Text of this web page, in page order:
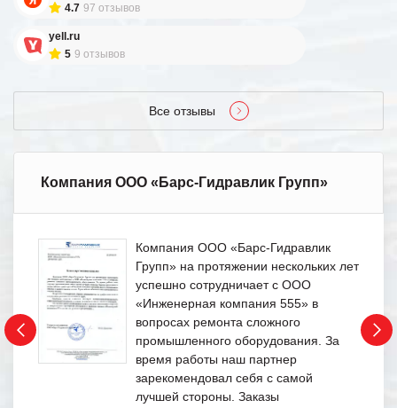
4.7 97 отзывов
yell.ru
5 9 отзывов
Все отзывы
Компания ООО «Барс-Гидравлик Групп»
Компания ООО «Барс-Гидравлик
Групп» на протяжении нескольких лет
успешно сотрудничает с ООО
«Инженерная компания 555» в
вопросах ремонта сложного
промышленного оборудования. За
время работы наш партнер
зарекомендовал себя с самой
лучшей стороны. Заказы